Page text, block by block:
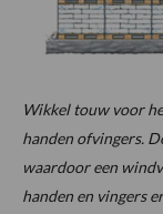
Wikkel touw voor
handen ofvingers.
waardoor een
handen en vingers